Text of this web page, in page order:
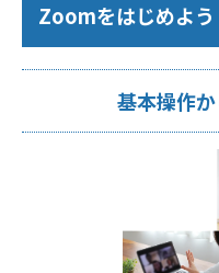
Zoomをはじめよう
基本操作